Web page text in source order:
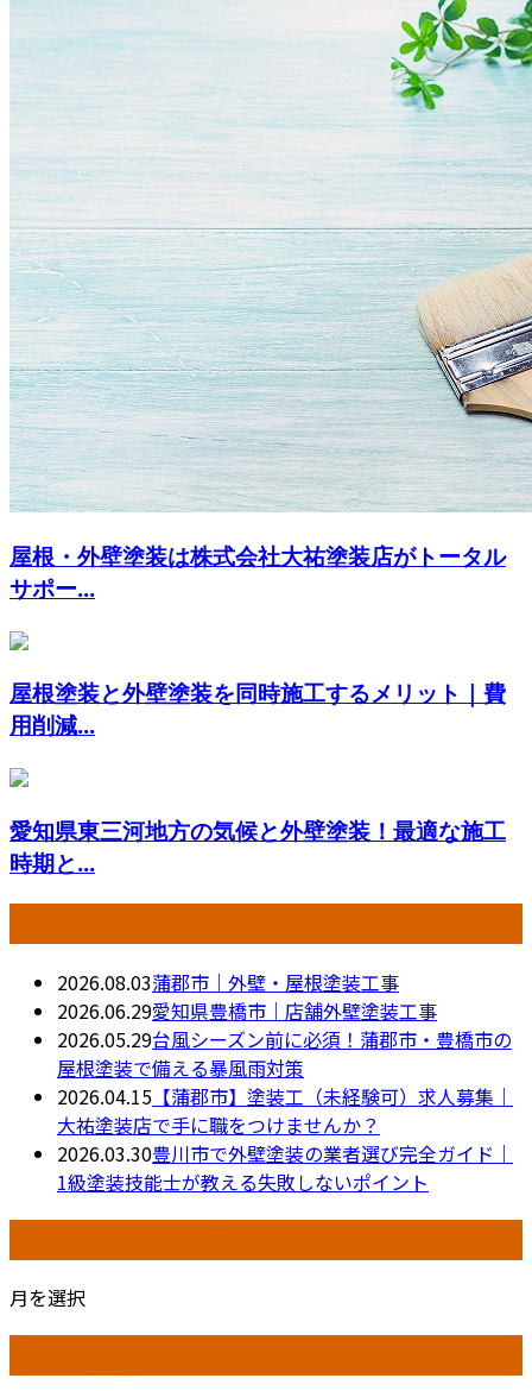
屋根・外壁塗装は株式会社大祐塗装店がトータル
サポー...
屋根塗装と外壁塗装を同時施工するメリット｜費
用削減...
愛知県東三河地方の気候と外壁塗装！最適な施工
時期と...
2026.08.03蒲郡市｜外壁・屋根塗装工事
2026.06.29愛知県豊橋市｜店舗外壁塗装工事
2026.05.29台風シーズン前に必須！蒲郡市・豊橋市の
屋根塗装で備える暴風雨対策
2026.04.15 【蒲郡市】塗装工（未経験可）求人募集｜
大祐塗装店で手に職をつけませんか？
2026.03.30豊川市で外壁塗装の業者選び完全ガイド｜
1級塗装技能士が教える失敗しないポイント
月を選択